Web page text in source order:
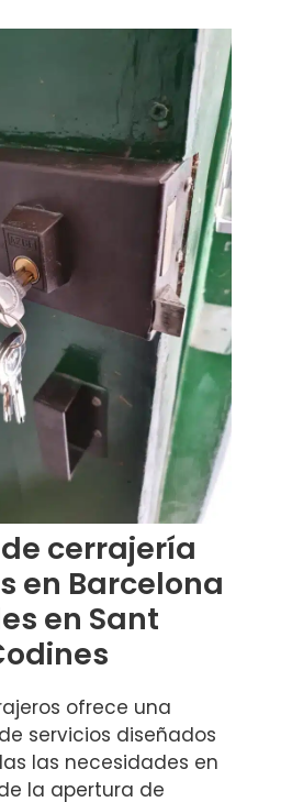
cerrajería
en Barcelona
en Sant
ofrece una
servicios diseñados
las necesidades en
la apertura de